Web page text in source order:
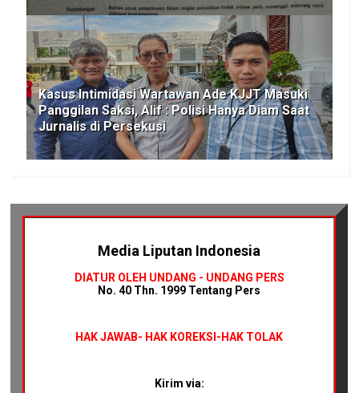
Kasus Intimidasi Wartawan Ade KJJT Masuki
Panggilan Saksi, Alif : Polisi Hanya Diam Saat
Jurnalis di Persekusi
Media Liputan Indonesia
DIATUR OLEH UNDANG - UNDANG PERS
No. 40 Thn. 1999 Tentang Pers
HAK JAWAB- HAK KOREKSI-HAK TOLAK
Kirim via: